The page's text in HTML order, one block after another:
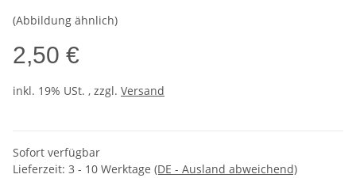
(Abbildung ähnlich)
2,50 €
inkl. 19% USt. , zzgl. Versand
Sofort verfügbar
Lieferzeit: 3 - 10 Werktage (DE - Ausland abweichend)